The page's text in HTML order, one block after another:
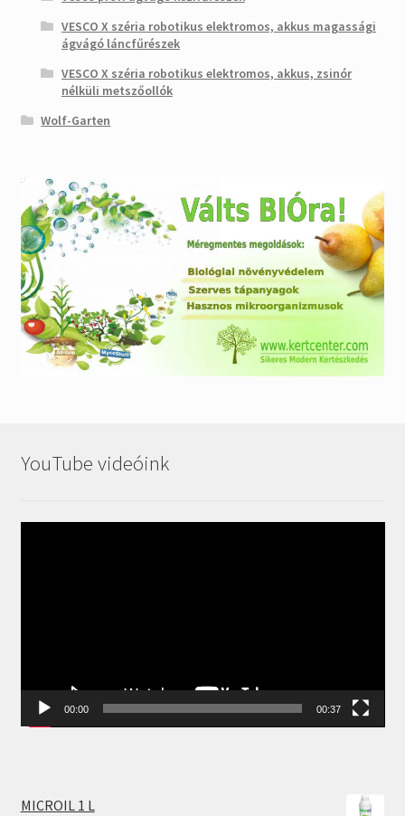
VESCO X széria robotikus elektromos, akkus magassági
ágvágó láncfűrészek
VESCO X széria robotikus elektromos, akkus, zsinór
nélküli metszőollók
Wolf-Garten
YouTube videóink
00:00 00:37
MICROIL 1 L